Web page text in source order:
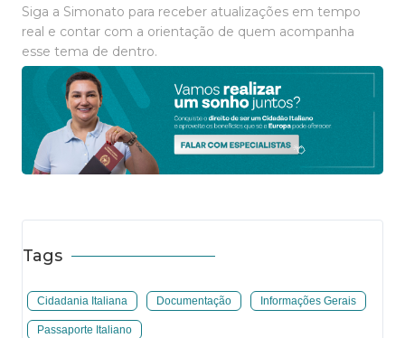
Siga a Simonato para receber atualizações em tempo
real e contar com a orientação de quem acompanha
esse tema de dentro.
Tags
Cidadania Italiana Documentação Informações Gerais
Passaporte Italiano